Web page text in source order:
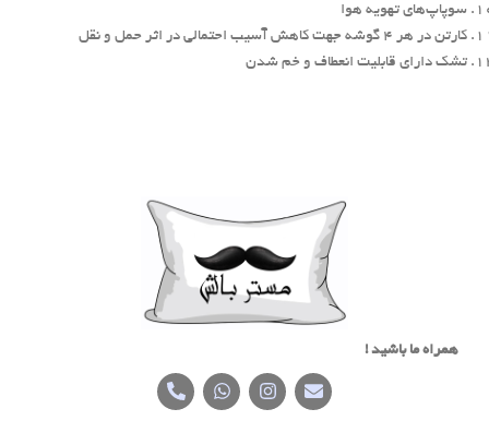
سوپاپ‌های تهویه هوا
کارتن در هر ۴ گوشه جهت کاهش آسیب احتمالی در اثر حمل و نقل
تشک دارای قابلیت انعطاف و خم شدن
همراه ما باشید !